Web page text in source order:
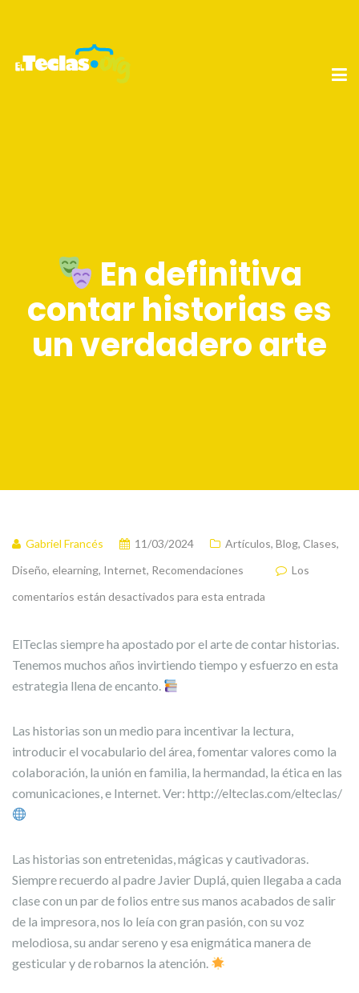
En definitiva
contar historias es
un verdadero arte
Gabriel Francés 11/03/2024 Artículos, Blog, Clases,
Diseño, elearning, Internet, Recomendaciones
Los
comentarios están desactivados para esta entrada
ElTeclas siempre ha apostado por el arte de contar historias.
Tenemos muchos años invirtiendo tiempo y esfuerzo en esta
estrategia llena de encanto.
Las historias son un medio para incentivar la lectura,
introducir el vocabulario del área, fomentar valores como la
colaboración, la unión en familia, la hermandad, la ética en las
comunicaciones, e Internet. Ver: http://elteclas.com/elteclas/
Las historias son entretenidas, mágicas y cautivadoras.
Siempre recuerdo al padre Javier Duplá, quien llegaba a cada
clase con un par de folios entre sus manos acabados de salir
de la impresora, nos lo leía con gran pasión, con su voz
melodiosa, su andar sereno y esa enigmática manera de
gesticular y de robarnos la atención.